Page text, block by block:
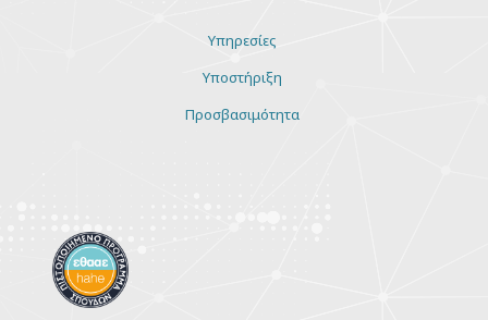
Υπηρεσίες
Υποστήριξη
Προσβασιμότητα